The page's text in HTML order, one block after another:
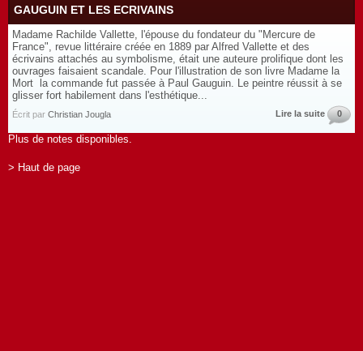
GAUGUIN ET LES ECRIVAINS
Madame Rachilde Vallette, l'épouse du fondateur du "Mercure de
France", revue littéraire créée en 1889 par Alfred Vallette et des
écrivains attachés au symbolisme, était une auteure prolifique dont les
ouvrages faisaient scandale. Pour l'illustration de son livre Madame la
Mort la commande fut passée à Paul Gauguin. Le peintre réussit à se
glisser fort habilement dans l'esthétique...
Écrit par Christian Jougla Lire la suite 0
Plus de notes disponibles.
> Haut de page